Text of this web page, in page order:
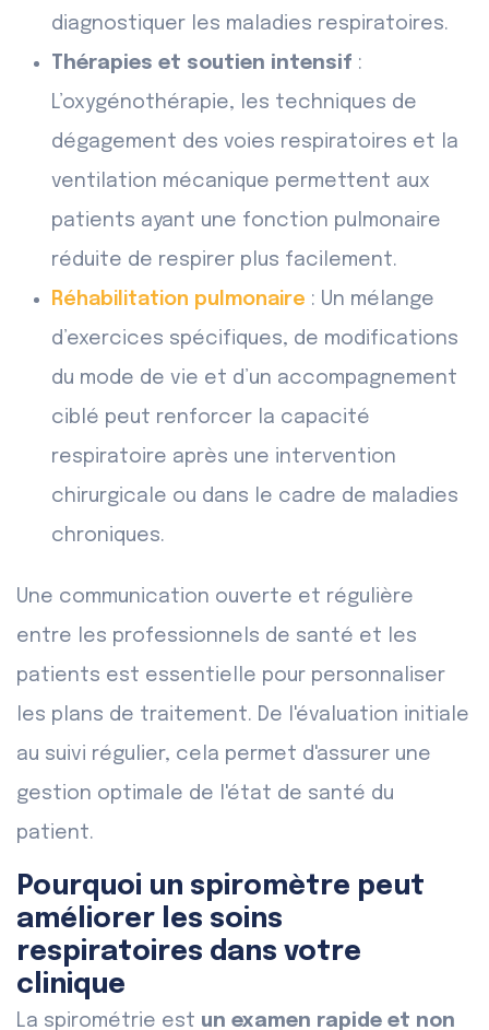
diagnostiquer les maladies respiratoires.
Thérapies et soutien intensif :
L’oxygénothérapie, les techniques de
dégagement des voies respiratoires et la
ventilation mécanique permettent aux
patients ayant une fonction pulmonaire
réduite de respirer plus facilement.
Réhabilitation pulmonaire : Un mélange
d’exercices spécifiques, de modifications
du mode de vie et d’un accompagnement
ciblé peut renforcer la capacité
respiratoire après une intervention
chirurgicale ou dans le cadre de maladies
chroniques.
Une communication ouverte et régulière
entre les professionnels de santé et les
patients est essentielle pour personnaliser
les plans de traitement. De l'évaluation initiale
au suivi régulier, cela permet d'assurer une
gestion optimale de l'état de santé du
patient.
Pourquoi un spiromètre peut
améliorer les soins
respiratoires dans votre
clinique
La spirométrie est un examen rapide et non